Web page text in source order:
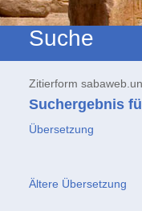
Suche
Zitierform
Suchergebnis
Übersetzung
Ältere Übersetzung